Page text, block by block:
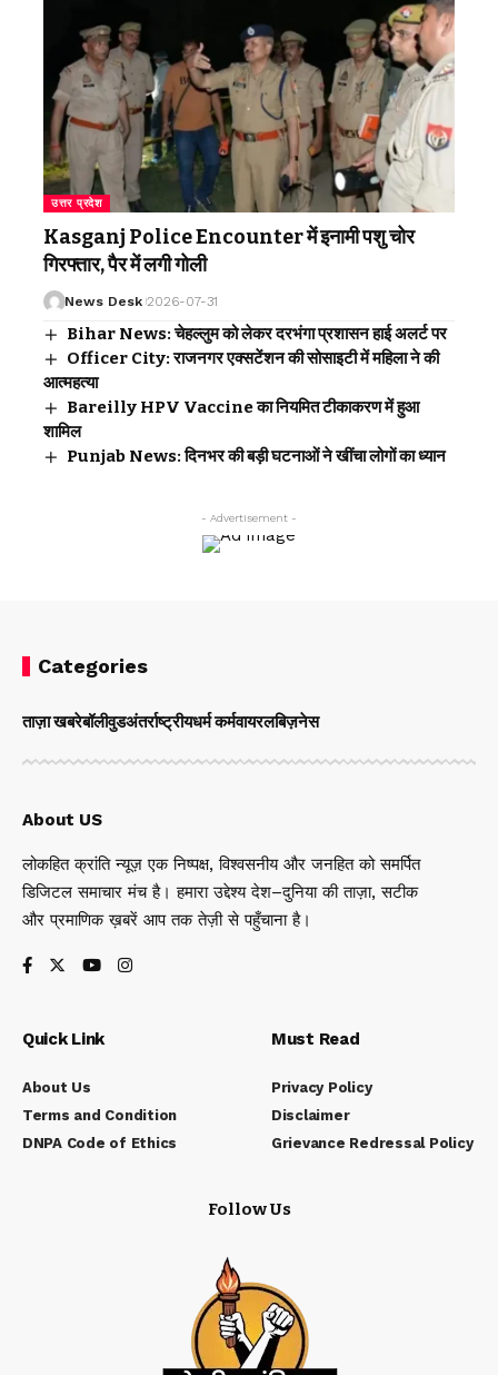
उत्तर प्रदेश
Kasganj Police Encounter में इनामी पशु चोर
गिरफ्तार, पैर में लगी गोली
News Desk 2026-07-31
Bihar News: चेहल्लुम को लेकर दरभंगा प्रशासन हाई अलर्ट पर
Officer City: राजनगर एक्सटेंशन की सोसाइटी में महिला ने की
आत्महत्या
Bareilly HPV Vaccine का नियमित टीकाकरण में हुआ
शामिल
Punjab News: दिनभर की बड़ी घटनाओं ने खींचा लोगों का ध्यान
- Advertisement -
Categories
ताज़ा खबरेबॉलीवुडअंतर्राष्ट्रीयधर्म कर्मवायरलबिज़नेस
About US
लोकहित क्रांति न्यूज़ एक निष्पक्ष, विश्वसनीय और जनहित को समर्पित
डिजिटल समाचार मंच है। हमारा उद्देश्य देश–दुनिया की ताज़ा, सटीक
और प्रमाणिक ख़बरें आप तक तेज़ी से पहुँचाना है।
Quick Link
About Us
Terms and Condition
DNPA Code of Ethics
Must Read
Privacy Policy
Disclaimer
Grievance Redressal Policy
Follow Us